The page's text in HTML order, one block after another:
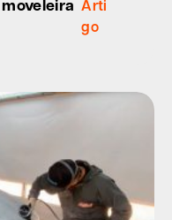
Arti
go